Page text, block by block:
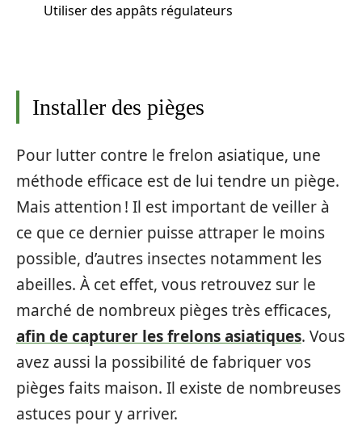
Utiliser des appâts régulateurs
Installer des pièges
Pour lutter contre le frelon asiatique, une
méthode efficace est de lui tendre un piège.
Mais attention ! Il est important de veiller à
ce que ce dernier puisse attraper le moins
possible, d’autres insectes notamment les
abeilles. À cet effet, vous retrouvez sur le
marché de nombreux pièges très efficaces,
afin de capturer les frelons asiatiques. Vous
avez aussi la possibilité de fabriquer vos
pièges faits maison. Il existe de nombreuses
astuces pour y arriver.